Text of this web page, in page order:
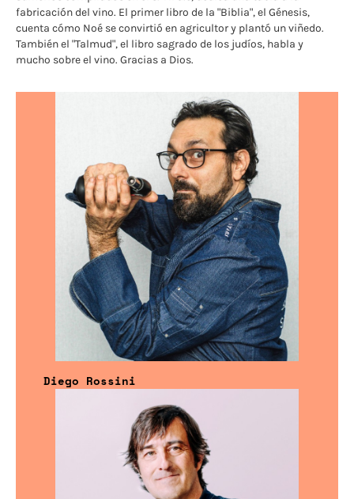
fabricación del vino. El primer libro de la "Biblia", el Génesis,
cuenta cómo Noé se convirtió en agricultor y plantó un viñedo.
También el "Talmud", el libro sagrado de los judíos, habla y
mucho sobre el vino. Gracias a Dios.
Diego Rossini